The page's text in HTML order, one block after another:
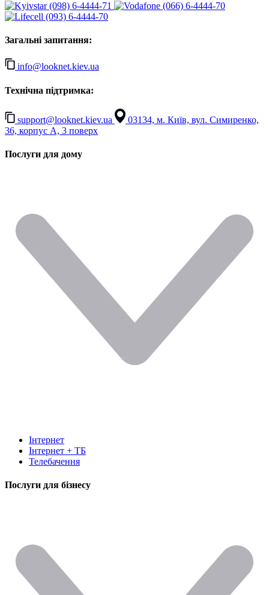
(098) 6-4444-71
(066) 6-4444-70
(093) 6-4444-70
Загальні запитання:
info@looknet.kiev.ua
Технічна підтримка:
support@looknet.kiev.ua
03134, м. Київ, вул. Симиренко,
36, корпус А, 3 поверх
Послуги для дому
Інтернет
Інтернет + ТБ
Телебачення
Послуги для бізнесу